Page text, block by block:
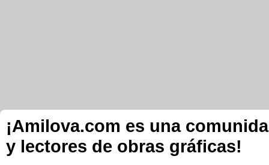
¡Amilova.com es una
y lectores de obras gráficas!